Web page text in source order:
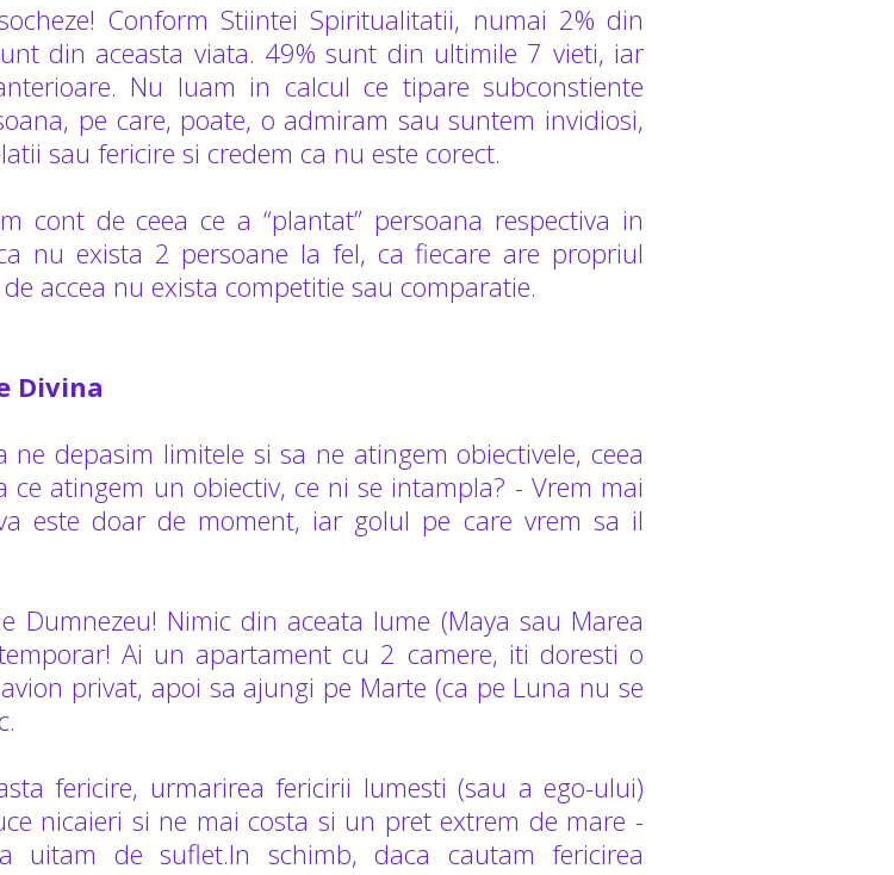
Conform Stiintei Spiritualitatii, numai 2% din
din aceasta viata. 49% sunt din ultimile 7 vieti, iar
Nu luam in calcul ce tipare subconstiente
pe care, poate, o admiram sau suntem invidiosi,
sau fericire si credem ca nu este corect.
cont de ceea ce a “plantat” persoana respectiva in
nu exista 2 persoane la fel, ca fiecare are propriul
accea nu exista competitie sau comparatie.
Divina
ne depasim limitele si sa ne atingem obiectivele, ceea
atingem un obiectiv, ce ni se intampla? - Vrem mai
este doar de moment, iar golul pe care vrem sa il
Nimic din aceata lume (Maya sau Marea
Ai un apartament cu 2 camere, iti doresti o
privat, apoi sa ajungi pe Marte (ca pe Luna nu se
fericire, urmarirea fericirii lumesti (sau a ego-ului)
nicaieri si ne mai costa si un pret extrem de mare -
uitam de suflet.In schimb, daca cautam fericirea